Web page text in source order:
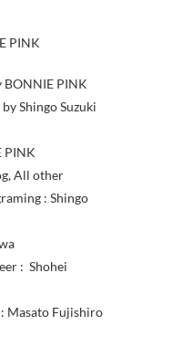
PINK
PINK
Suzuki
other
: Shingo
: Shohei
Fujishiro